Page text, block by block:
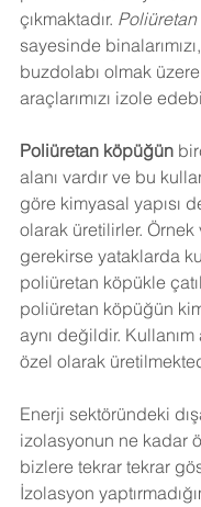
çıkmaktadır.
sayesinde
buzdolabı olmak üzere
araçlarımızı izole
Poliüretan köpüğün
alanı vardır ve bu
göre kimyasal yapısı
olarak üretilirler. Örnek
gerekirse yataklarda
poliüretan köpükle
poliüretan köpüğün
aynı değildir.
özel olarak
Enerji sektöründeki
izolasyonun ne kadar
bizlere tekrar tekrar
İzolasyon